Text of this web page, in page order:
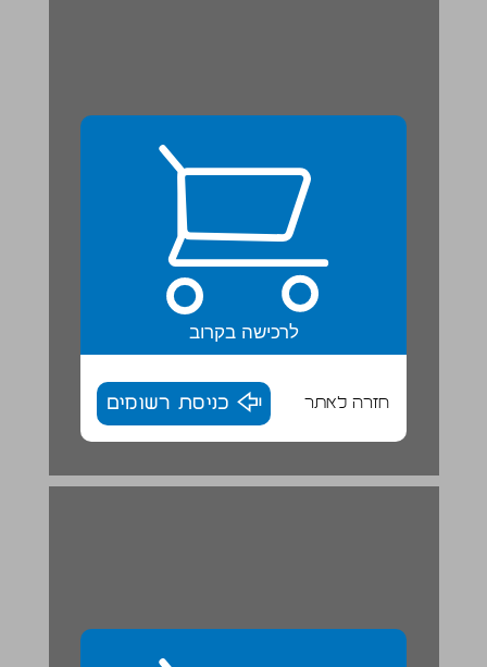
לרכישה בקרוב
חזרה לאתר כניסת רשומים